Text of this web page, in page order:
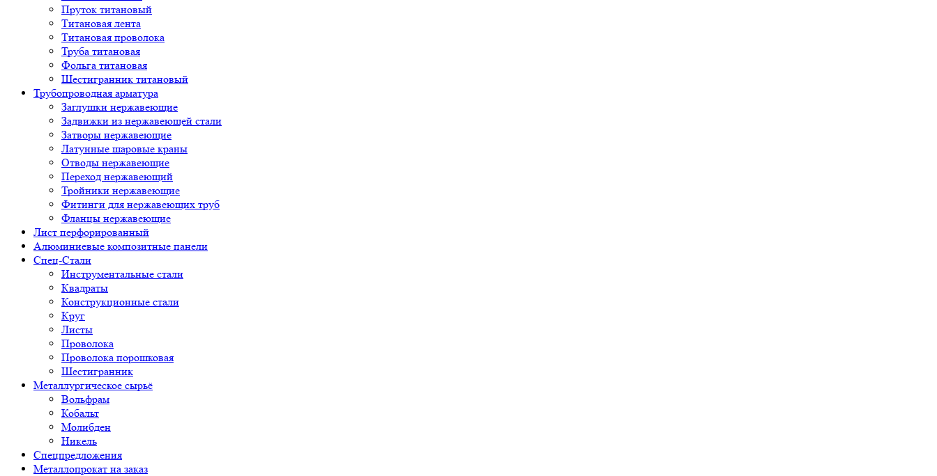
Пруток титановый
Титановая лента
Титановая проволока
Труба титановая
Фольга титановая
Шестигранник титановый
Трубопроводная арматура
Заглушки нержавеющие
Задвижки из нержавеющей стали
Затворы нержавеющие
Латунные шаровые краны
Отводы нержавеющие
Переход нержавеющий
Тройники нержавеющие
Фитинги для нержавеющих труб
Фланцы нержавеющие
Лист перфорированный
Алюминиевые композитные панели
Спец-Стали
Инструментальные стали
Квадраты
Конструкционные стали
Круг
Листы
Проволока
Проволока порошковая
Шестигранник
Металлургическое сырьё
Вольфрам
Кобальт
Молибден
Никель
Спецпредложения
Металлопрокат на заказ